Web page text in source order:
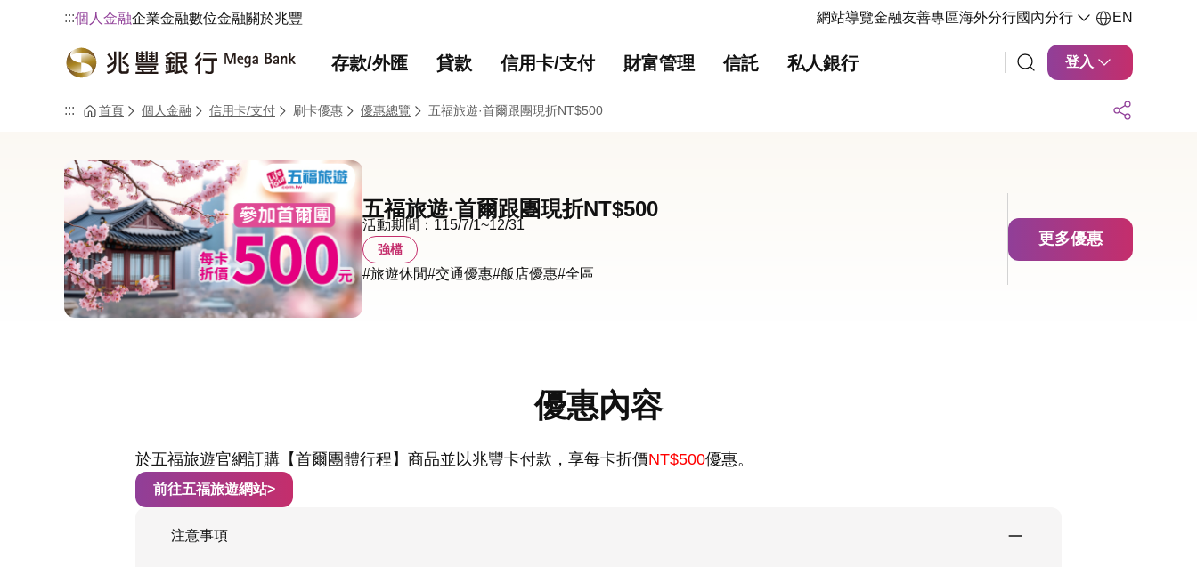
:::個人金融企業金融數位金融關於兆豐 網站導覽金融友善專區海外分行國內分行 EN
存款/外匯 貸款 信用卡/支付 財富管理 信託 私人銀行 登入
::: 首頁 個人金融 信用卡/支付 刷卡優惠 優惠總覽 五福旅遊·首爾跟團現折NT$500
五福旅遊·首爾跟團現折NT$500
活動期間：115/7/1~12/31
強檔
#旅遊休閒#交通優惠#飯店優惠#全區
更多優惠
優惠內容
於五福旅遊官網訂購【首爾團體行程】商品並以兆豐卡付款，享每卡折價NT$500優惠。
前往五福旅遊網站>
注意事項